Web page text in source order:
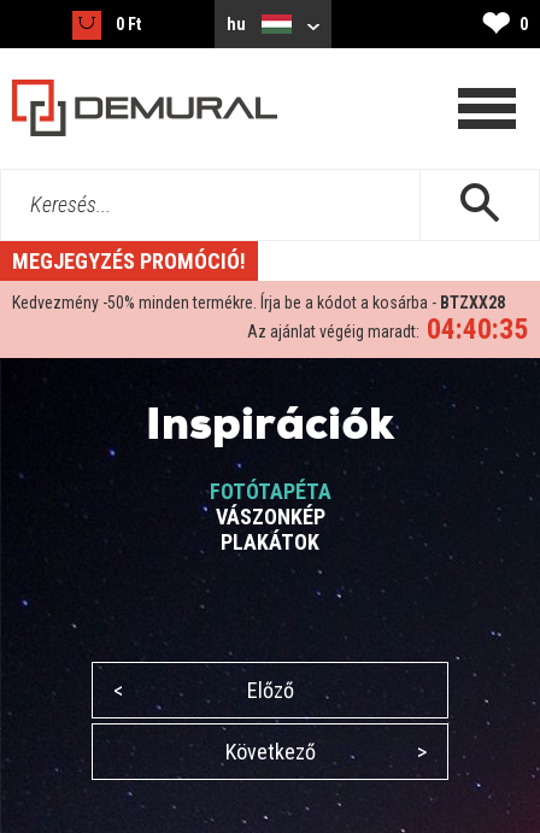
0 Ft hu ❤ 0
Keresés...
MEGJEGYZÉS PROMÓCIÓ!
Kedvezmény -50% minden termékre. Írja be a kódot a kosárba - BTZXX28
04:40:34
Az ajánlat végéig maradt:
Inspirációk
FOTÓTAPÉTA
VÁSZONKÉP
PLAKÁTOK
< Előző
Következő >